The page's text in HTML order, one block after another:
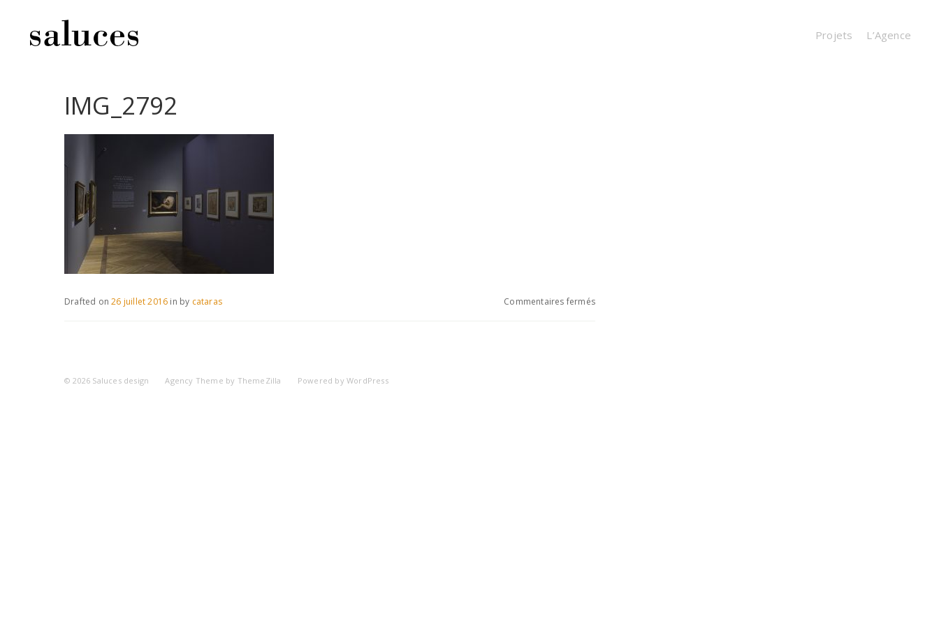
Projets L’Agence
IMG_2792
Commentaires ferméssur
Drafted on26 juillet 2016 in by cataras
© 2026 Saluces design Agency Theme by ThemeZilla Powered byWordPress